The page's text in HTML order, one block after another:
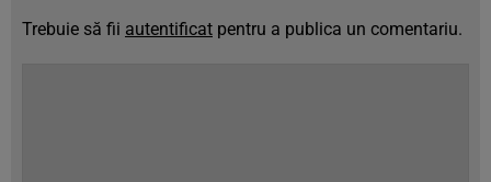
Trebuie să fii autentificat pentru a publica un comentariu.